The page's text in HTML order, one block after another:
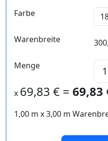
Farbe
Warenbreite
Menge
x 69,83 € = 69,83
1,00 m x3,00 m